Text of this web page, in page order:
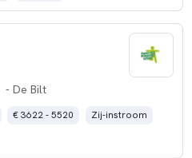
- De Bilt
€ 3622 - 5520
Zij-instroom